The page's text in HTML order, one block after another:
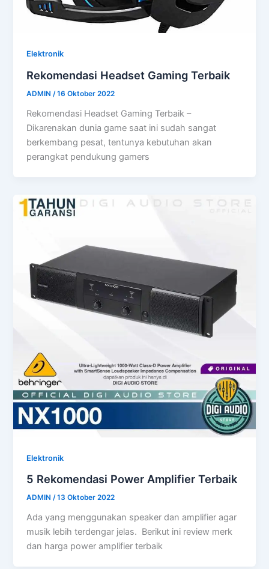
Elektronik
Rekomendasi Headset Gaming Terbaik
ADMIN/16 Oktober 2022
Rekomendasi Headset Gaming Terbaik –
Dikarenakan dunia game saat ini sudah sangat
berkembang pesat, tentunya kebutuhan akan
perangkat pendukung gamers
Elektronik
5 Rekomendasi Power Amplifier Terbaik
ADMIN/13 Oktober 2022
Ada yang menggunakan speaker dan amplifier agar
musik lebih terdengar jelas. Berikut ini review merk
dan harga power amplifier terbaik